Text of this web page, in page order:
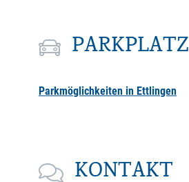
PARKPLATZ
Parkmöglichkeiten in Ettlingen
KONTAKT